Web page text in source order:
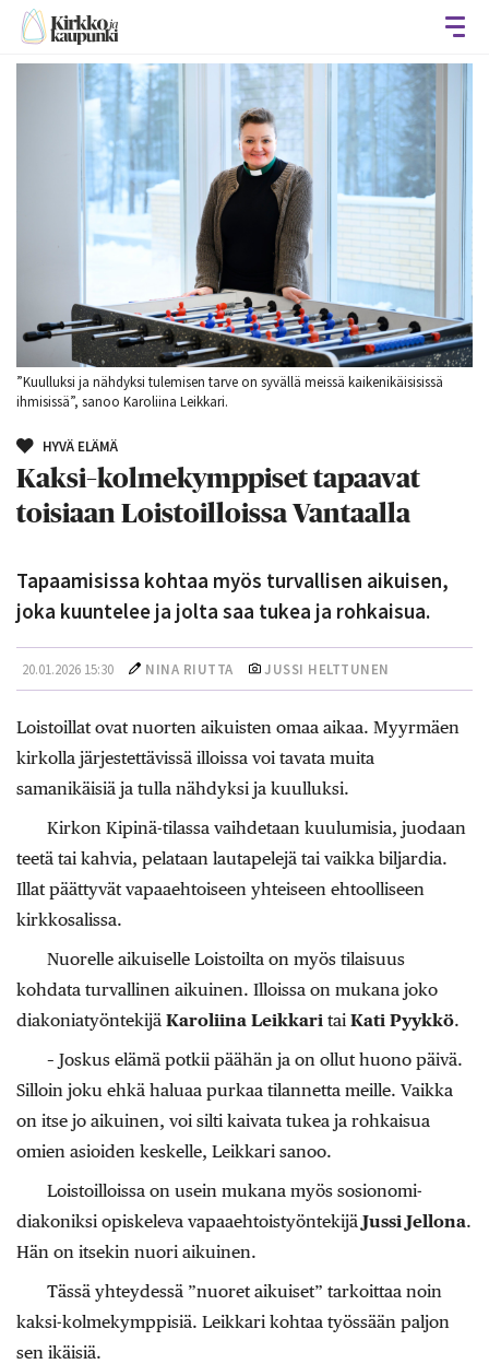
”Kuulluksi ja nähdyksi tulemisen tarve on syvällä meissä kaikenikäisisissä
ihmisissä”, sanoo Karoliina Leikkari.
HYVÄ ELÄMÄ
Kaksi–kolmekymppiset tapaavat
toisiaan Loistoilloissa Vantaalla
Tapaamisissa kohtaa myös turvallisen aikuisen,
joka kuuntelee ja jolta saa tukea ja rohkaisua.
20.01.2026 15:30 NINA RIUTTA JUSSI HELTTUNEN
Loistoillat ovat nuorten aikuisten omaa aikaa. Myyrmäen
kirkolla järjestettävissä illoissa voi tavata muita
samanikäisiä ja tulla nähdyksi ja kuulluksi.
Kirkon Kipinä-tilassa vaihdetaan kuulumisia, juodaan
teetä tai kahvia, pelataan lautapelejä tai vaikka biljardia.
Illat päättyvät vapaaehtoiseen yhteiseen ehtoolliseen
kirkkosalissa.
Nuorelle aikuiselle Loistoilta on myös tilaisuus
kohdata turvallinen aikuinen. Illoissa on mukana joko
diakoniatyöntekijä Karoliina Leikkari tai Kati Pyykkö.
– Joskus elämä potkii päähän ja on ollut huono päivä.
Silloin joku ehkä haluaa purkaa tilannetta meille. Vaikka
on itse jo aikuinen, voi silti kaivata tukea ja rohkaisua
omien asioiden keskelle, Leikkari sanoo.
Loistoilloissa on usein mukana myös sosionomi-
diakoniksi opiskeleva vapaaehtoistyöntekijä Jussi Jellona.
Hän on itsekin nuori aikuinen.
Tässä yhteydessä ”nuoret aikuiset” tarkoittaa noin
kaksi-kolmekymppisiä. Leikkari kohtaa työssään paljon
sen ikäisiä.